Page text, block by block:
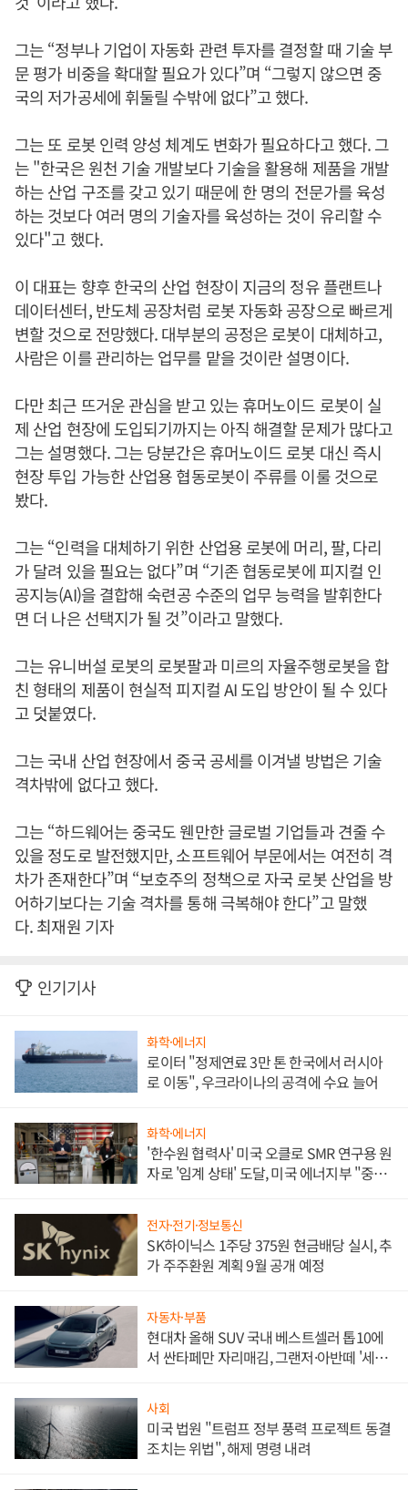
그는 “정부나 기업이 자동화 관련 투자를 결정할 때 기술 부
문 평가 비중을 확대할 필요가 있다”며 “그렇지 않으면 중
국의 저가공세에 휘둘릴 수밖에 없다”고 했다.
그는 또 로봇 인력 양성 체계도 변화가 필요하다고 했다. 그
는 "한국은 원천 기술 개발보다 기술을 활용해 제품을 개발
하는 산업 구조를 갖고 있기 때문에 한 명의 전문가를 육성
하는 것보다 여러 명의 기술자를 육성하는 것이 유리할 수
있다"고 했다.
이 대표는 향후 한국의 산업 현장이 지금의 정유 플랜트나
데이터센터, 반도체 공장처럼 로봇 자동화 공장으로 빠르게
변할 것으로 전망했다. 대부분의 공정은 로봇이 대체하고,
사람은 이를 관리하는 업무를 맡을 것이란 설명이다.
다만 최근 뜨거운 관심을 받고 있는 휴머노이드 로봇이 실
제 산업 현장에 도입되기까지는 아직 해결할 문제가 많다고
그는 설명했다. 그는 당분간은 휴머노이드 로봇 대신 즉시
현장 투입 가능한 산업용 협동로봇이 주류를 이룰 것으로
봤다.
그는 “인력을 대체하기 위한 산업용 로봇에 머리, 팔, 다리
가 달려 있을 필요는 없다”며 “기존 협동로봇에 피지컬 인
공지능(AI)을 결합해 숙련공 수준의 업무 능력을 발휘한다
면 더 나은 선택지가 될 것”이라고 말했다.
그는 유니버설 로봇의 로봇팔과 미르의 자율주행로봇을 합
친 형태의 제품이 현실적 피지컬 AI 도입 방안이 될 수 있다
고 덧붙였다.
그는 국내 산업 현장에서 중국 공세를 이겨낼 방법은 기술
격차밖에 없다고 했다.
그는 “하드웨어는 중국도 웬만한 글로벌 기업들과 견줄 수
있을 정도로 발전했지만, 소프트웨어 부문에서는 여전히 격
차가 존재한다”며 “보호주의 정책으로 자국 로봇 산업을 방
어하기보다는 기술 격차를 통해 극복해야 한다”고 말했
다. 최재원 기자
인기기사
화학·에너지
로이터 "정제연료 3만 톤 한국에서 러시아
로 이동", 우크라이나의 공격에 수요 늘어
화학·에너지
'한수원 협력사' 미국 오클로 SMR 연구용 원
자로 '임계 상태' 도달, 미국 에너지부 "중요
전자·전기·정보통신
SK하이닉스 1주당 375원 현금배당 실시, 추
가 주주환원 계획 9월 공개 예정
자동차·부품
현대차 올해 SUV 국내 베스트셀러 톱10에
서 싼타페만 자리매김, 그랜저·아반떼 '세단
사회
미국 법원 "트럼프 정부 풍력 프로젝트 동결
조치는 위법", 해제 명령 내려